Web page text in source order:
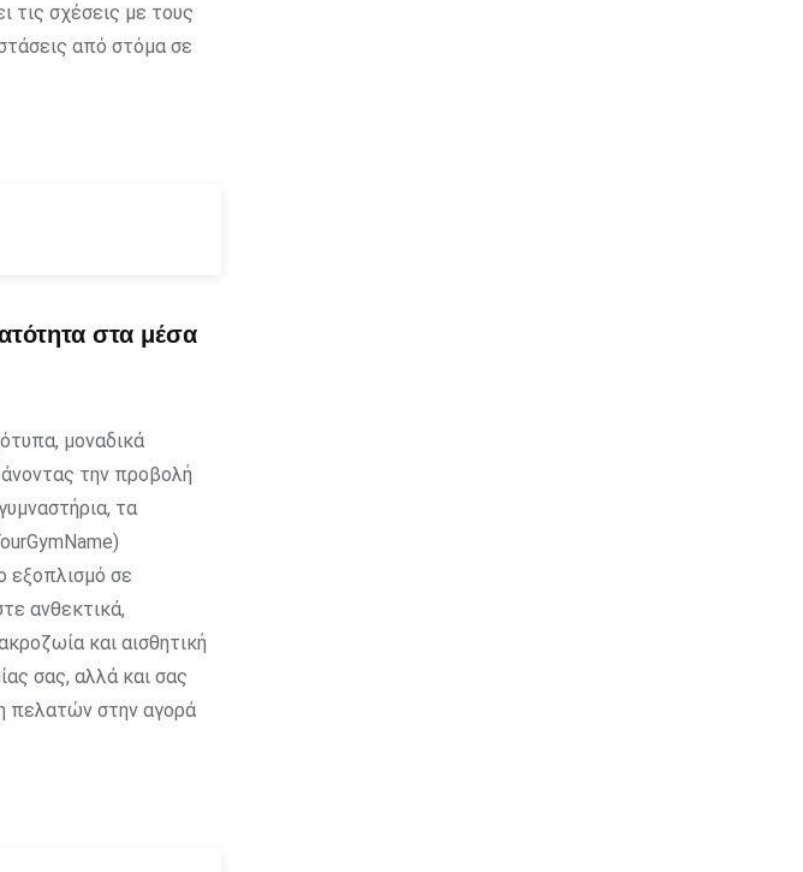
τις σχέσεις με τους
από στόμα σε
στα μέσα
μοναδικά
την προβολή
τα
εξοπλισμό σε
ανθεκτικά,
και αισθητική
σας, αλλά και σας
πελατών στην αγορά